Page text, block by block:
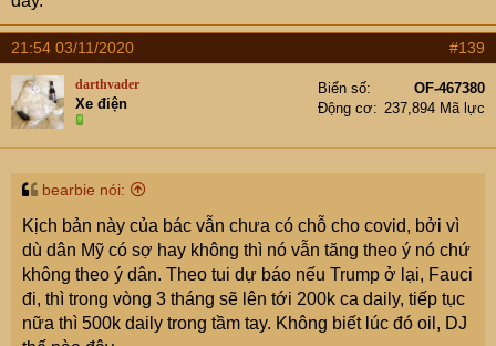
21:54 03/11/2020 #139
darthvader
Xe điện
Biển số
OF-467380
Động cơ
237,894 Mã lực
bearbie nói:
Kịch bản này của bác vẫn chưa có chỗ cho covid, bởi vì
dù dân Mỹ có sợ hay không thì nó vẫn tăng theo ý nó chứ
không theo ý dân. Theo tui dự báo nếu Trump ở lại, Fauci
đi, thì trong vòng 3 tháng sẽ lên tới 200k ca daily, tiếp tục
nữa thì 500k daily trong tầm tay. Không biết lúc đó oil, DJ